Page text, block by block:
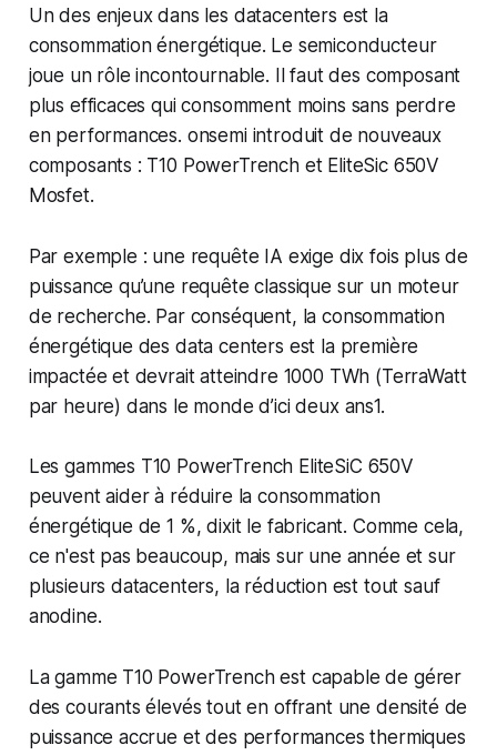
Un des enjeux dans les datacenters est la
consommation énergétique. Le semiconducteur
joue un rôle incontournable. Il faut des composant
plus efficaces qui consomment moins sans perdre
en performances. onsemi introduit de nouveaux
composants : T10 PowerTrench et EliteSic 650V
Mosfet.
Par exemple : une requête IA exige dix fois plus de
puissance qu’une requête classique sur un moteur
de recherche. Par conséquent, la consommation
énergétique des data centers est la première
impactée et devrait atteindre 1000 TWh (TerraWatt
par heure) dans le monde d’ici deux ans1.
Les gammes T10 PowerTrench EliteSiC 650V
peuvent aider à réduire la consommation
énergétique de 1 %, dixit le fabricant. Comme cela,
ce n'est pas beaucoup, mais sur une année et sur
plusieurs datacenters, la réduction est tout sauf
anodine.
La gamme T10 PowerTrench est capable de gérer
des courants élevés tout en offrant une densité de
puissance accrue et des performances thermiques